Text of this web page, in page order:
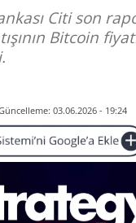
Citi son
Bitcoin
03.06.2026 - 19:24